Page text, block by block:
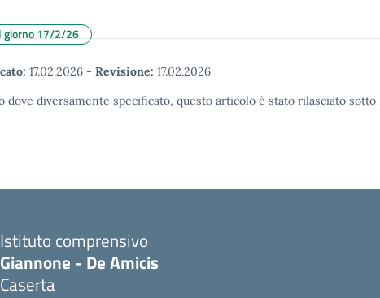
17.02.2026 - Revisione: 17.02.2026
dove diversamente specificato, questo articolo è stato rilasciato
giorno 17/2/26
Istituto comprensivo
Giannone - De Amicis
Caserta